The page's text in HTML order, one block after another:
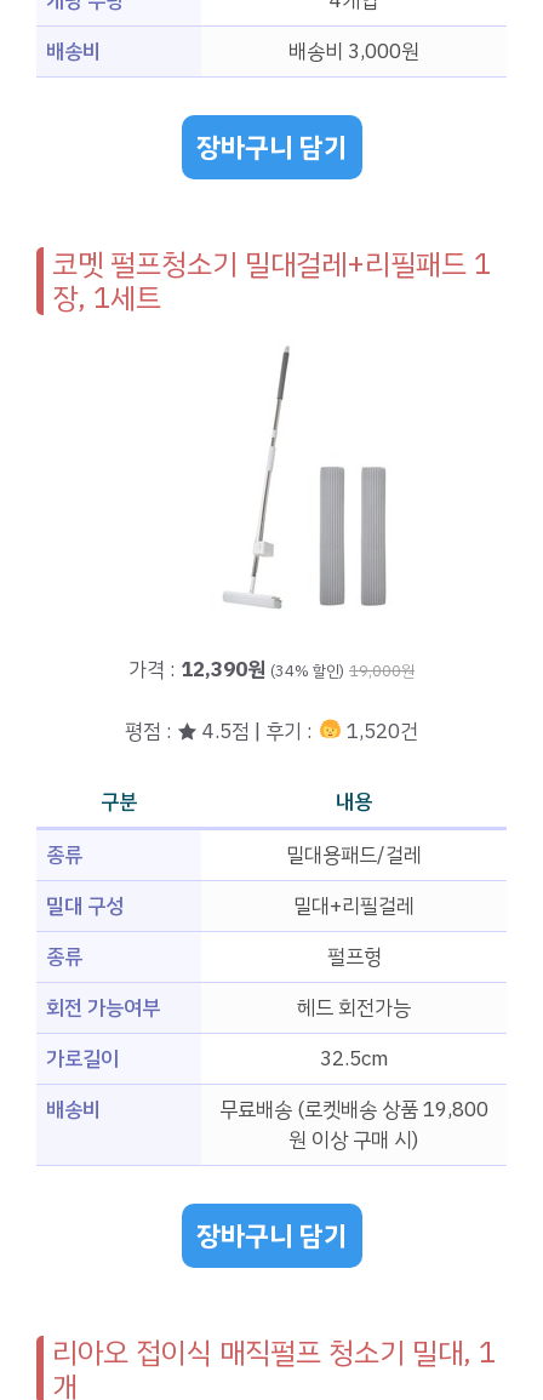
배송비
배송비 3,000원
장바구니 담기
코멧 펄프청소기 밀대걸레+리필패드 1
장, 1세트
가격 : 12,390원 (34% 할인) 19,000원
평점 : ★ 4.5점 | 후기 : 1,520건
구분
내용
종류
밀대용패드/걸레
밀대 구성
밀대+리필걸레
종류
펄프형
회전 가능여부
헤드 회전가능
가로길이
32.5cm
배송비
무료배송 (로켓배송 상품 19,800
원 이상 구매 시)
장바구니 담기
리아오 접이식 매직펄프 청소기 밀대, 1
개